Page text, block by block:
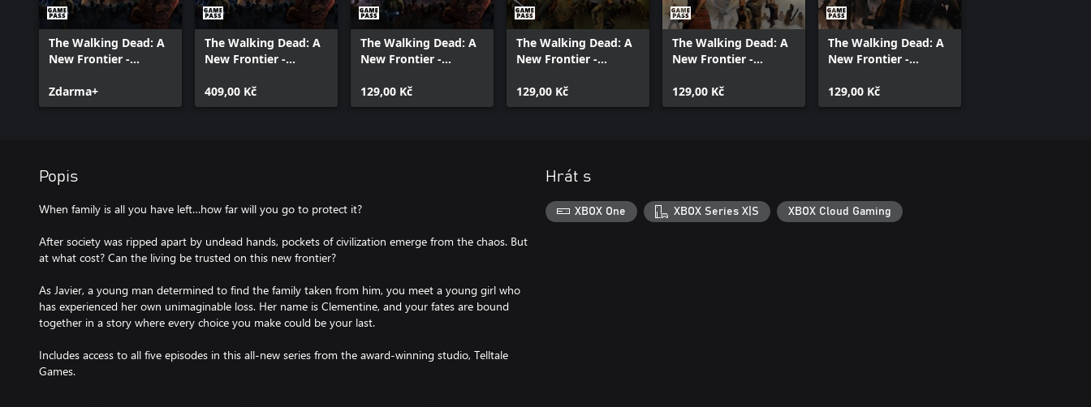
The Walking Dead: A
New Frontier -
Zdarma+
The Walking Dead: A
New Frontier -
(Episodes 2-5)
409,00 Kč
The Walking Dead: A
New Frontier -
129,00 Kč
The Walking Dead: A
New Frontier -
129,00 Kč
The Walking Dead: A
New Frontier -
129,00 Kč
The Walking Dead: A
New Frontier -
129,00 Kč
Popis
When family is all you have left…how far will you go to protect it?
After society was ripped apart by undead hands, pockets of civilization emerge from the chaos. But
at what cost? Can the living be trusted on this new frontier?
As Javier, a young man determined to find the family taken from him, you meet a young girl who
has experienced her own unimaginable loss. Her name is Clementine, and your fates are bound
together in a story where every choice you make could be your last.
Includes access to all five episodes in this all-new series from the award-winning studio, Telltale
Games.
Hrát s
XBOX One XBOX Series X|S XBOX Cloud Gaming